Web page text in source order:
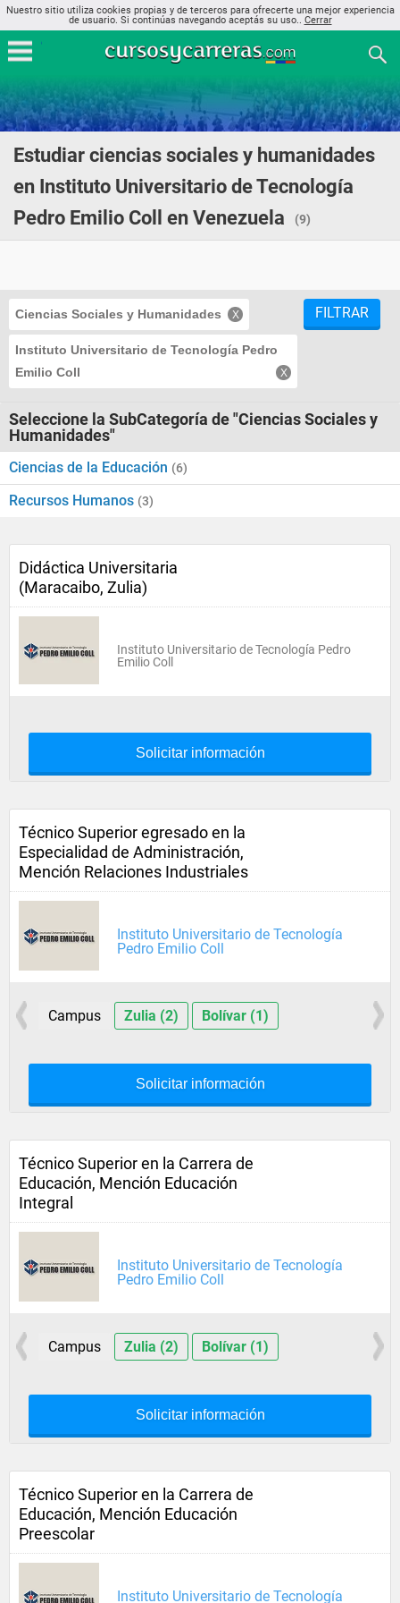
Nuestro sitio utiliza cookies propias y de terceros para ofrecerte una mejor experiencia
de usuario. Si continúas navegando aceptás su uso.. Cerrar
Estudiar ciencias sociales y humanidades
en Instituto Universitario de Tecnología
Pedro Emilio Coll en Venezuela
(9)
Ciencias Sociales y Humanidades
Instituto Universitario de Tecnología Pedro
Emilio Coll
FILTRAR
Seleccione la SubCategoría de "Ciencias Sociales y
Humanidades"
Ciencias de la Educación (6)
Recursos Humanos (3)
Didáctica Universitaria
(Maracaibo, Zulia)
Instituto Universitario de Tecnología Pedro
Emilio Coll
Solicitar información
Técnico Superior egresado en la
Especialidad de Administración,
Mención Relaciones Industriales
Instituto Universitario de Tecnología
Pedro Emilio Coll
Campus Zulia (2) Bolívar (1)
Solicitar información
Técnico Superior en la Carrera de
Educación, Mención Educación
Integral
Instituto Universitario de Tecnología
Pedro Emilio Coll
Campus Zulia (2) Bolívar (1)
Solicitar información
Técnico Superior en la Carrera de
Educación, Mención Educación
Preescolar
Instituto Universitario de Tecnología